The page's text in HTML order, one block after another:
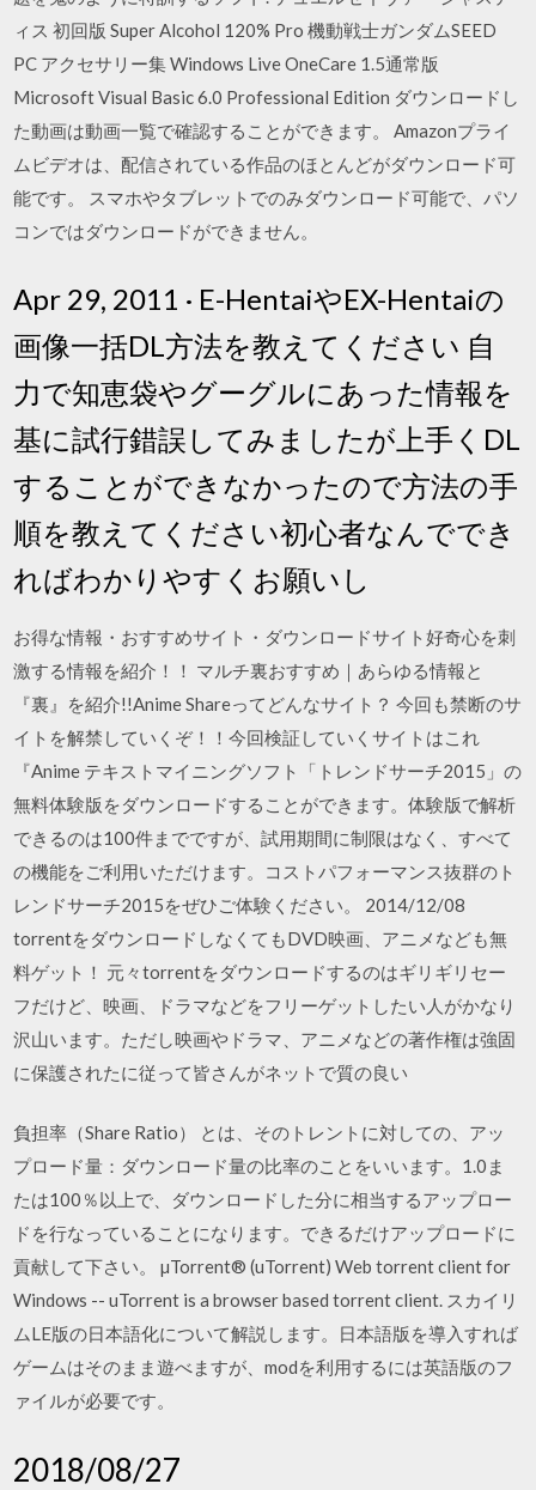
ィス 初回版 Super Alcohol 120% Pro 機動戦士ガンダムSEED
PC アクセサリー集 Windows Live OneCare 1.5通常版
Microsoft Visual Basic 6.0 Professional Edition ダウンロードし
た動画は動画一覧で確認することができます。 Amazonプライ
ムビデオは、配信されている作品のほとんどがダウンロード可
能です。 スマホやタブレットでのみダウンロード可能で、パソ
コンではダウンロードができません。
Apr 29, 2011 · E-HentaiやEX-Hentaiの
画像一括DL方法を教えてください 自
力で知恵袋やグーグルにあった情報を
基に試行錯誤してみましたが上手くDL
することができなかったので方法の手
順を教えてください初心者なんででき
ればわかりやすくお願いし
お得な情報・おすすめサイト・ダウンロードサイト好奇心を刺
激する情報を紹介！！ マルチ裏おすすめ｜あらゆる情報と
『裏』を紹介!!Anime Shareってどんなサイト？ 今回も禁断のサ
イトを解禁していくぞ！！今回検証していくサイトはこれ
『Anime テキストマイニングソフト「トレンドサーチ2015」の
無料体験版をダウンロードすることができます。体験版で解析
できるのは100件までですが、試用期間に制限はなく、すべて
の機能をご利用いただけます。コストパフォーマンス抜群のト
レンドサーチ2015をぜひご体験ください。 2014/12/08
torrentをダウンロードしなくてもDVD映画、アニメなども無
料ゲット！ 元々torrentをダウンロードするのはギリギリセー
フだけど、映画、ドラマなどをフリーゲットしたい人がかなり
沢山います。ただし映画やドラマ、アニメなどの著作権は強固
に保護されたに従って皆さんがネットで質の良い
負担率（Share Ratio） とは、そのトレントに対しての、アッ
プロード量：ダウンロード量の比率のことをいいます。1.0ま
たは100％以上で、ダウンロードした分に相当するアップロー
ドを行なっていることになります。できるだけアップロードに
貢献して下さい。 µTorrent® (uTorrent) Web torrent client for
Windows -- uTorrent is a browser based torrent client. スカイリ
ムLE版の日本語化について解説します。日本語版を導入すれば
ゲームはそのまま遊べますが、modを利用するには英語版のフ
ァイルが必要です。
2018/08/27